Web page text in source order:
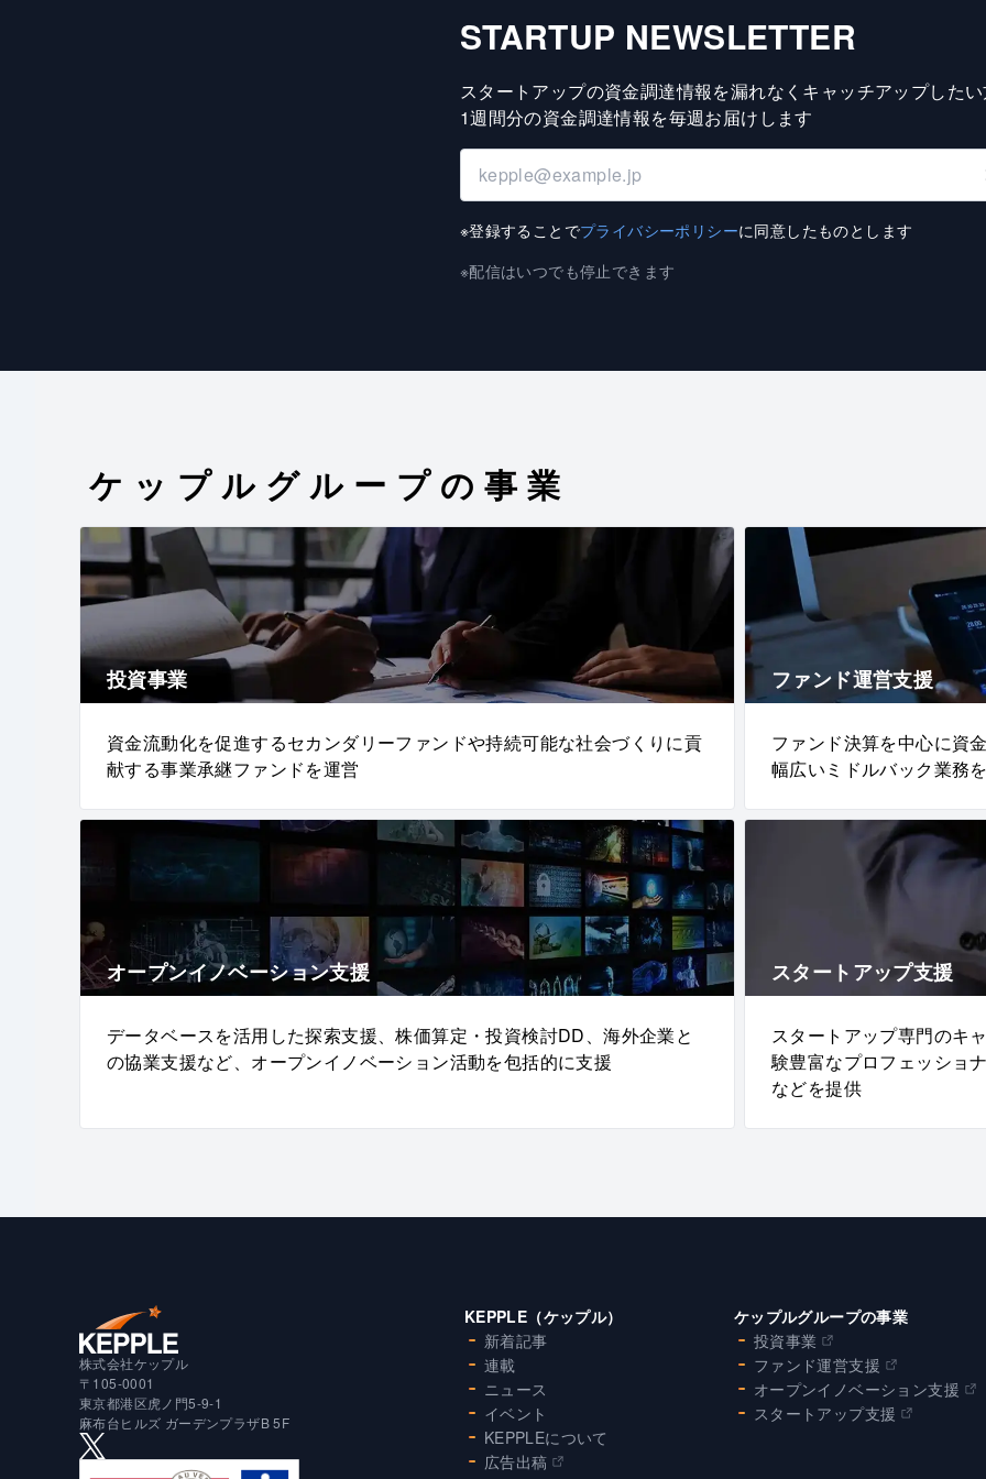
STARTUP NEWSLETTER
スタートアップの資金調達情報を漏れなくキャッチアップした
1週間分の資金調達情報を毎週お届けします
※登録することでプライバシーポリシーに同意したものとします
※配信はいつでも停止できます
ケップルグループの事業
投資事業
資金流動化を促進するセカンダリーファンドや持続可能な社会づくりに貢
献する事業承継ファンドを運営
ファンド運営支援
ファンド決算を中心に資
幅広いミドルバック業務
オープンイノベーション支援
データベースを活用した探索支援、株価算定・投資検討DD、海外企業と
の協業支援など、オープンイノベーション活動を包括的に支援
スタートアップ支援
スタートアップ専門のキ
験豊富なプロフェッショ
などを提供
株式会社ケップル
〒105-0001
東京都港区虎ノ門5-9-1
麻布台ヒルズ ガーデンプラザB 5F
KEPPLE（ケップル）
新着記事
連載
ニュース
イベント
KEPPLEについて
広告出稿
ケップルグループの事業
投資事業
ファンド運営支援
オープンイノベーション支援
スタートアップ支援